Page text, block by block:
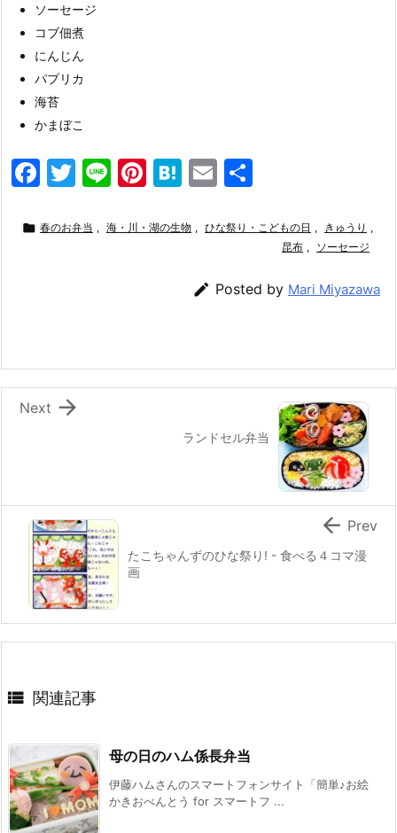
ソーセージ
コブ佃煮
にんじん
パプリカ
海苔
かまぼこ
F
c
k
T
itt
Li
e
Pi
er
H
e
a
E
ai
 春のお弁当 , 海・川・湖の生物 , ひな祭り・こどもの日 , きゅうり ,
昆布 , ソーセージ
 Posted by Mari Miyazawa
ランドセル弁当

Next
たこちゃんずのひな祭り! - 食べる４コマ漫
画
 Prev
 関連記事
母の日のハム係長弁当
伊藤ハムさんのスマートフォンサイト「簡単♪お絵
かきおべんとう for スマートフ ...